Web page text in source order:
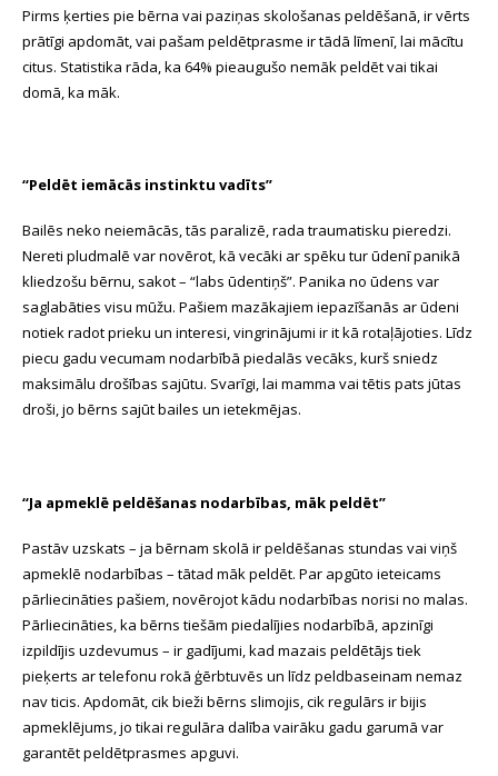
Pirms ķerties pie bērna vai paziņas skološanas peldēšanā, ir vērts
prātīgi apdomāt, vai pašam peldētprasme ir tādā līmenī, lai mācītu
citus. Statistika rāda, ka 64% pieaugušo nemāk peldēt vai tikai
domā, ka māk.
“Peldēt iemācās instinktu vadīts”
Bailēs neko neiemācās, tās paralizē, rada traumatisku pieredzi.
Nereti pludmalē var novērot, kā vecāki ar spēku tur ūdenī panikā
kliedzošu bērnu, sakot – “labs ūdentiņš”. Panika no ūdens var
saglabāties visu mūžu. Pašiem mazākajiem iepazīšanās ar ūdeni
notiek radot prieku un interesi, vingrinājumi ir it kā rotaļājoties. Līdz
piecu gadu vecumam nodarbībā piedalās vecāks, kurš sniedz
maksimālu drošības sajūtu. Svarīgi, lai mamma vai tētis pats jūtas
droši, jo bērns sajūt bailes un ietekmējas.
“Ja apmeklē peldēšanas nodarbības, māk peldēt”
Pastāv uzskats – ja bērnam skolā ir peldēšanas stundas vai viņš
apmeklē nodarbības – tātad māk peldēt. Par apgūto ieteicams
pārliecināties pašiem, novērojot kādu nodarbības norisi no malas.
Pārliecināties, ka bērns tiešām piedalījies nodarbībā, apzinīgi
izpildījis uzdevumus – ir gadījumi, kad mazais peldētājs tiek
pieķerts ar telefonu rokā ģērbtuvēs un līdz peldbaseinam nemaz
nav ticis. Apdomāt, cik bieži bērns slimojis, cik regulārs ir bijis
apmeklējums, jo tikai regulāra dalība vairāku gadu garumā var
garantēt peldētprasmes apguvi.